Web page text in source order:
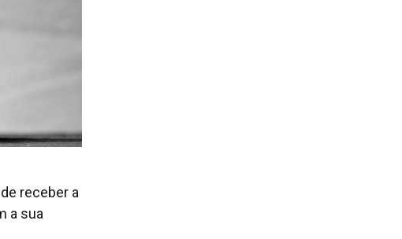
receber a
a sua